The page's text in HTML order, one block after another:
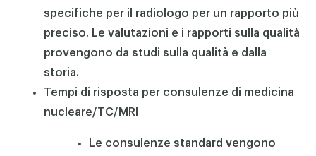
specifiche per il radiologo per un rapporto più
preciso. Le valutazioni e i rapporti sulla qualità
provengono da studi sulla qualità e dalla
storia.
Tempi di risposta per consulenze di medicina
nucleare/TC/MRI
Le consulenze standard vengono